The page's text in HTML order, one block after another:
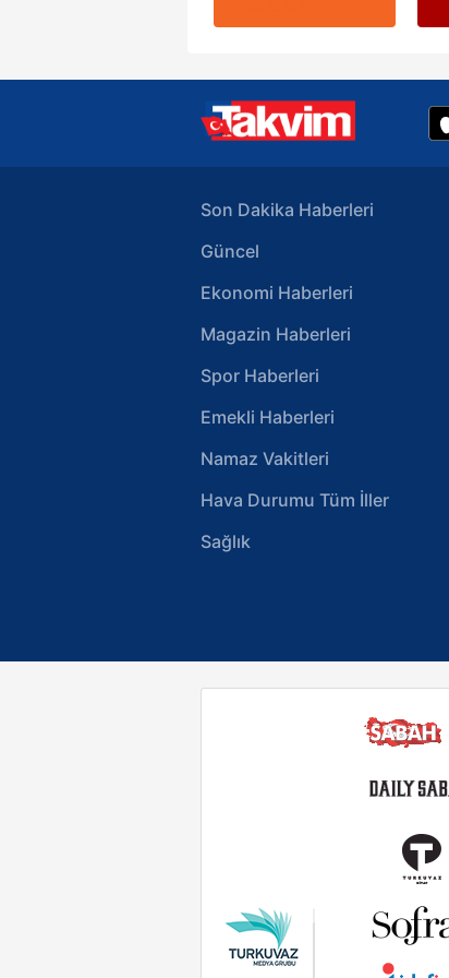
Son Dakika Haberleri
Güncel
Ekonomi Haberleri
Magazin Haberleri
Spor Haberleri
Emekli Haberleri
Namaz Vakitleri
Hava Durumu Tüm İller
Sağlık